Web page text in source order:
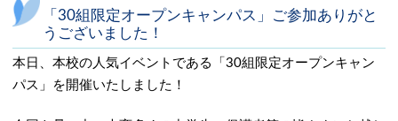
「30組限定オープンキャンパス」ご参加ありがと
うございました！
本日、本校の人気イベントである「30組限定オープンキャン
パス」を開催いたしました！